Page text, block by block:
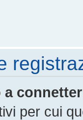
a
per cui